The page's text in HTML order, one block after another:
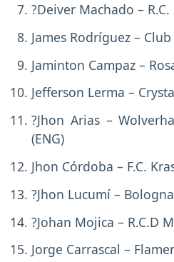
?Deiver Machado – R.C.
James Rodríguez –
Jaminton Campaz –
Jefferson Lerma –
?Jhon Arias –
(ENG)
Jhon Córdoba – F.C.
?Jhon Lucumí – Bologna
?Johan Mojica – R.C.D
Jorge Carrascal –